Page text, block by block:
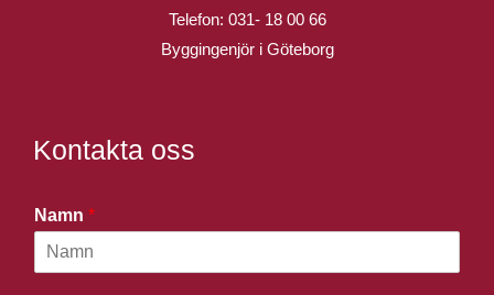
Telefon: 031- 18 00 66
Byggingenjör i Göteborg
Kontakta oss
Namn *